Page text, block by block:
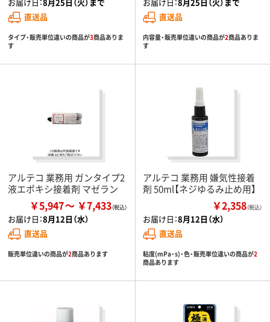
直送品
タイプ・販売単位違いの商品が3商品ありま
す
直送品
内容量・販売単位違いの商品が2商品ありま
す
アルテコ 業務用 ガンタイプ2
液エポキシ接着剤 マゼラン
￥5,947 ￥7,433
お届け日：8月12日（水）
直送品
販売単位違いの商品が2商品あります
アルテコ 業務用 嫌気性接着
剤 50ml【ネジゆるみ止め用】
￥2,358（税込）
お届け日：8月12日（水）
直送品
粘度(mPa・s)・色・販売単位違いの商品が2
商品あります